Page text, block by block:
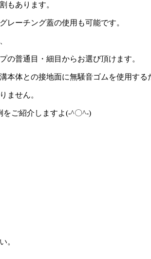
もあります。
レーチング蓋の使用も可能です。
の普通目・細目からお選び頂けます。
本体との接地面に無騒音ゴムを使用する
ません。
ご紹介しますよ(-^〇^-)
。